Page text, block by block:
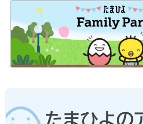
★yamatoya キホン ベビーベッド
Amazonで見る
寝室の広さの確保が難しい場合